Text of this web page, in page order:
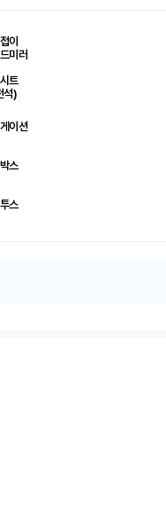
이
미러
트
석)
이션
스
스